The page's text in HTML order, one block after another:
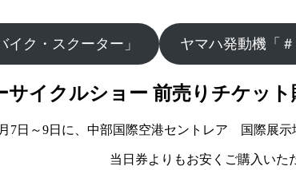
イク・スクーター」 ヤマハ発動機「
サイクルショー 前売りチケット
7日～9日に、中部国際空港セントレア 国際展
当日券よりもお安くご購入いた